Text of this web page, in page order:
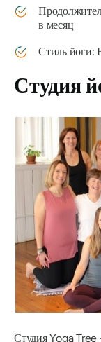
в месяц
Стиль йоги:
Студия
Студия Yoga Tree